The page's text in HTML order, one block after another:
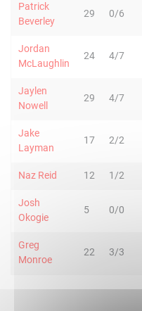
Patrick
Beverley
29 0/6
Jordan
McLaughlin
24 4/7
Jaylen
Nowell
29 4/7
Jake
Layman
17 2/2
Naz Reid 12 1/2
Josh
Okogie
5 0/0
Greg
Monroe
22 3/3